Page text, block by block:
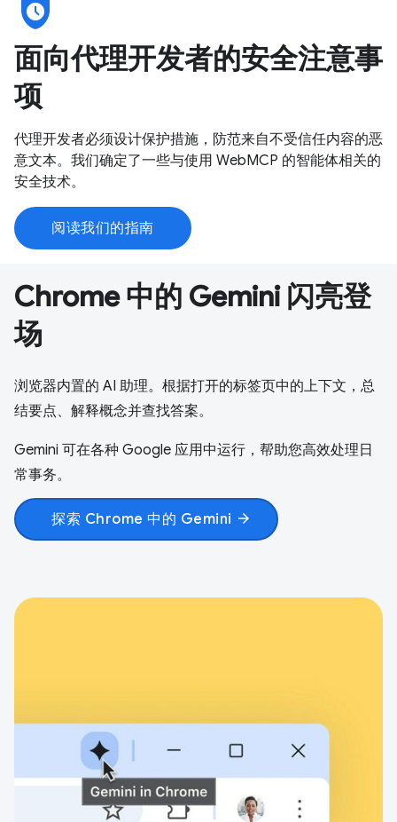
safety_check
面向代理开发者的安全注意事
项
代理开发者必须设计保护措施，防范来自不受信任内容的恶
意文本。我们确定了一些与使用 WebMCP 的智能体相关的
安全技术。
阅读我们的指南
Chrome 中的 Gemini 闪亮登
场
浏览器内置的 AI 助理。根据打开的标签页中的上下文，总
结要点、解释概念并查找答案。
Gemini 可在各种 Google 应用中运行，帮助您高效处理日
常事务。
探索 Chrome 中的 Gemini arrow_forward